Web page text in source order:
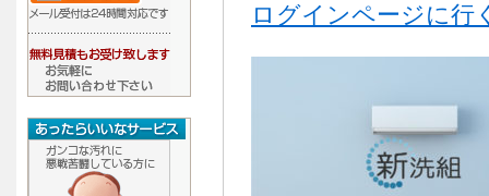
ログインページに行